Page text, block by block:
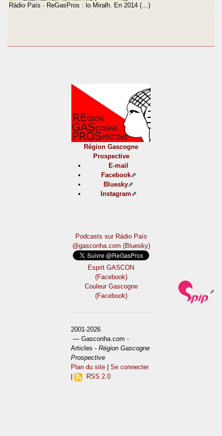
Ràdio País · ReGasPros : lo Miralh. En 2014 (…)
Région Gascogne
Prospective
E-mail
Facebook
Bluesky
Instagram
Podcasts sur Ràdio País
@gasconha.com (Bluesky)
Esprit GASCON
(Facebook)
Couleur Gascogne
(Facebook)
2001-2026
— Gasconha.com -
Articles -Région Gascogne
Prospective
Plan du site |Se connecter
|
RSS 2.0